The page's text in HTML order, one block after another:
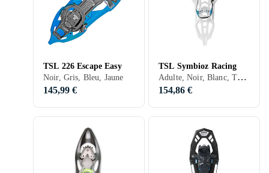
TSL 226 Escape Easy
Noir, Gris, Bleu, Jaune
145,99 €
TSL Symbioz Racing
Adulte, Noir, Blanc, Turkos, Bleu, Rouge
154,86 €